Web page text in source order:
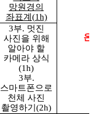
망원경의
좌표계 (1h)
온
3부. 멋진
사진을 위해
알아야 할
카메라 상식
(1h)
3부.
스마트폰으로
천체 사진
촬영하기 (2h)